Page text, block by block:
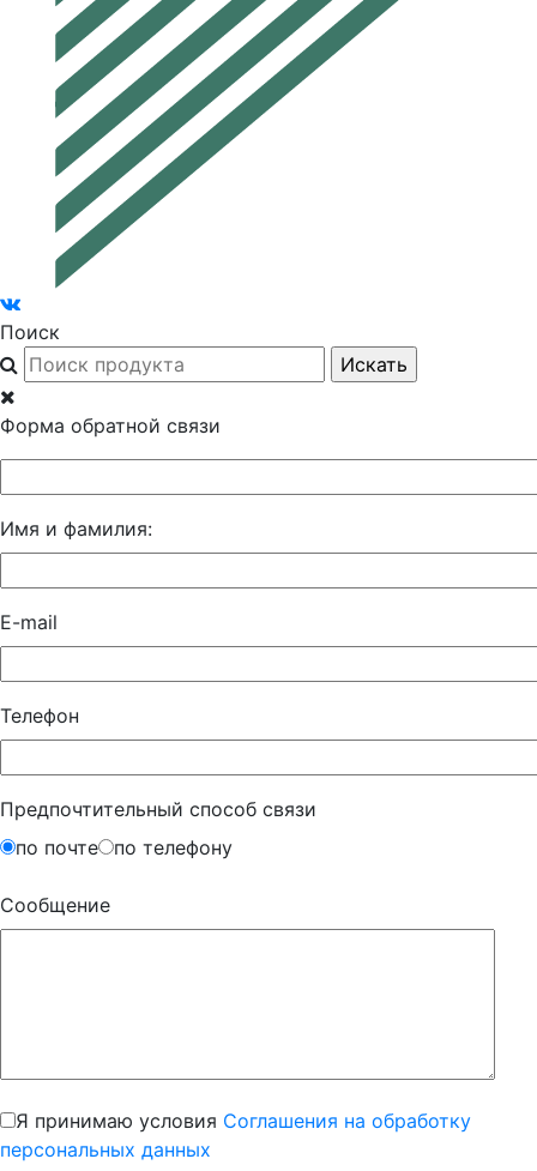
Поиск
Форма обратной связи
Имя и фамилия:
E-mail
Телефон
Предпочтительный способ связи
по почте
по телефону
Сообщение
Я принимаю условия Соглашения на обработку
персональных данных